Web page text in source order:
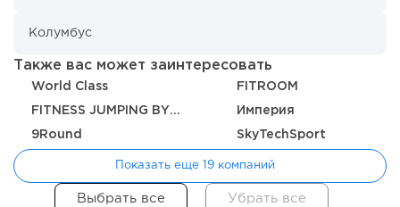
Также вас может заинтересовать
World Class FITROOM
FITNESS JUMPING BY MOCHALOVA Империя
9Round SkyTechSport
Показать еще 19 компаний